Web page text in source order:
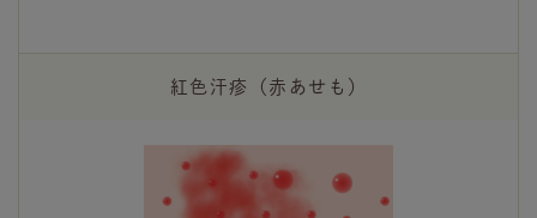
紅色汗疹（赤あせも）